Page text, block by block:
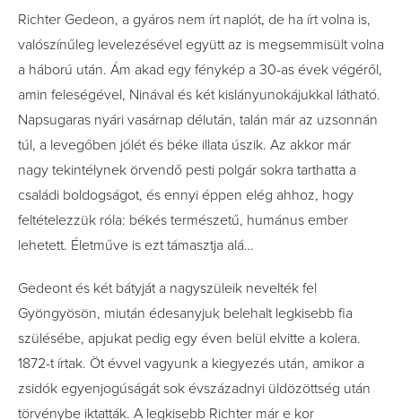
Richter Gedeon, a gyáros nem írt naplót, de ha írt volna is,
valószínűleg levelezésével együtt az is megsemmisült volna
a háború után. Ám akad egy fénykép a 30-as évek végéről,
amin feleségével, Ninával és két kislányunokájukkal látható.
Napsugaras nyári vasárnap délután, talán már az uzsonnán
túl, a levegőben jólét és béke illata úszik. Az akkor már
nagy tekintélynek örvendő pesti polgár sokra tarthatta a
családi boldogságot, és ennyi éppen elég ahhoz, hogy
feltételezzük róla: békés természetű, humánus ember
lehetett. Életműve is ezt támasztja alá…
Gedeont és két bátyját a nagyszüleik nevelték fel
Gyöngyösön, miután édesanyjuk belehalt legkisebb fia
szülésébe, apjukat pedig egy éven belül elvitte a kolera.
1872-t írtak. Öt évvel vagyunk a kiegyezés után, amikor a
zsidók egyenjogúságát sok évszázadnyi üldözöttség után
törvénybe iktatták. A legkisebb Richter már e kor